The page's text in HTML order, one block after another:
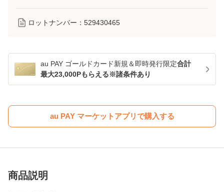
ロットナンバー： 529430465
au PAY ゴールドカード新規＆即時発行限定合計
最大23,000Pもらえる※諸条件あり
au PAY マーケットアプリで購入する
商品説明